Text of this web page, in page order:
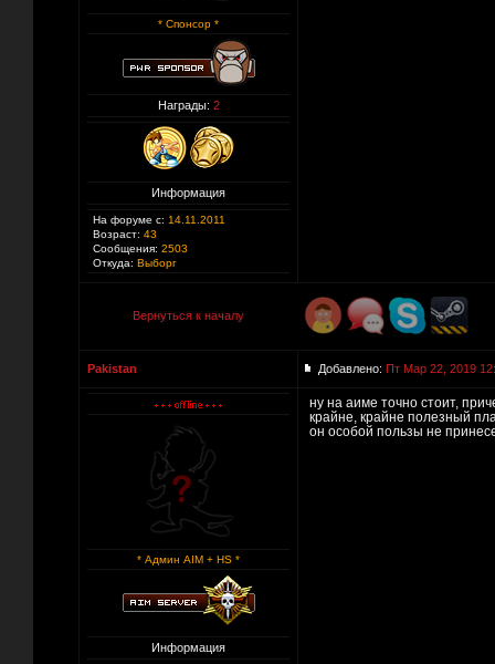
* Спонсор *
Награды: 2
Информация
На форуме с: 14.11.2011
Возраст: 43
Сообщения: 2503
Откуда: Выборг
Вернуться к началу
Pakistan Добавлено: Пт Мар 22, 2019
* Админ AIM + HS *
Информация
ну на аиме точно стоит,
крайне, крайне полезный
он особой пользы не